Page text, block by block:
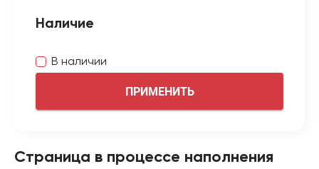
Наличие
В наличии
ПРИМЕНИТЬ
Страница в процессе наполнения